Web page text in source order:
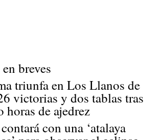
breves
triunfa en Los Llanos de
victorias y dos tablas tras
horas de ajedrez
con una ‘atalaya